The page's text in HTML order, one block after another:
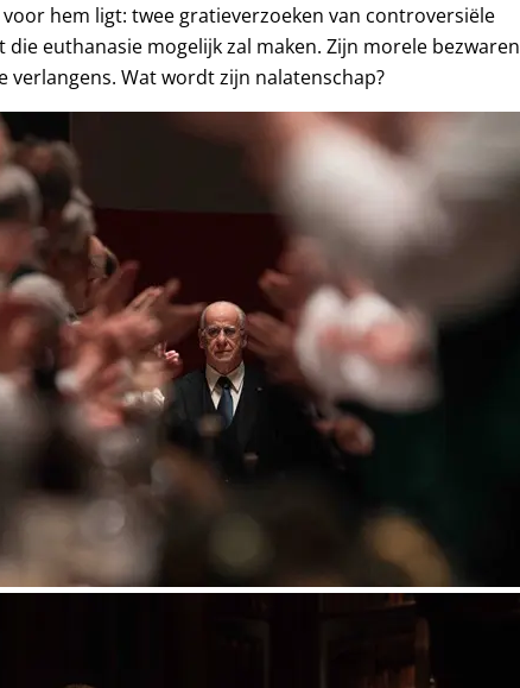
hem ligt: twee gratieverzoeken van controversiële
die euthanasie mogelijk zal maken. Zijn morele bezwaren
verlangens. Wat wordt zijn nalatenschap?